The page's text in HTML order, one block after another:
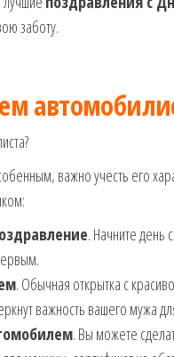
заботу.
важно учесть его
. Начните день
. Обычная открытка с
важность вашего мужа
. Вы можете